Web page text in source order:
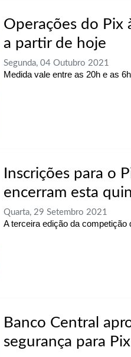
Operações do Pix
a partir de hoje
Segunda, 04 Outubro 2021
Medida vale entre as 20h e as 6h
Inscrições para o
encerram esta
Quarta, 29 Setembro 2021
A terceira edição da
Banco Central
segurança para Pix